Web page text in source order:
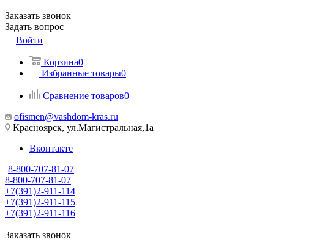
Заказать звонок
Задать вопрос
Войти
Корзина0
Избранные товары0
Сравнение товаров0
ofismen@vashdom-kras.ru
Красноярск, ул.Магистральная,1а
Вконтакте
8-800-707-81-07
8-800-707-81-07
+7(391)2-911-114
+7(391)2-911-115
+7(391)2-911-116
Заказать звонок